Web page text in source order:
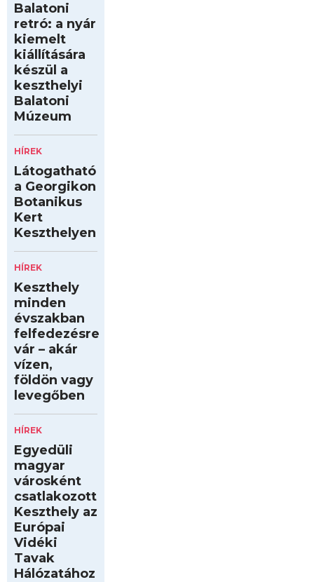
Balatoni
retró: a nyár
kiemelt
kiállítására
készül a
keszthelyi
Balatoni
Múzeum
HÍREK
Látogatható
a Georgikon
Botanikus
Kert
Keszthelyen
HÍREK
Keszthely
minden
évszakban
felfedezésre
vár – akár
vízen,
földön vagy
levegőben
HÍREK
Egyedüli
magyar
városként
csatlakozott
Keszthely az
Európai
Vidéki
Tavak
Hálózatához